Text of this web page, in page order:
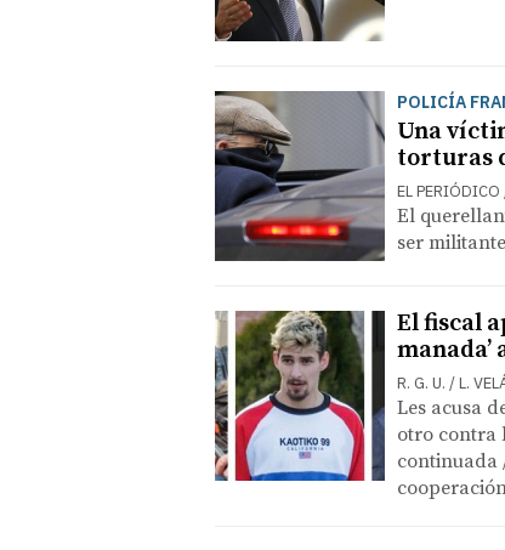
POLICÍA
Una
torturas
EL
El
ser
El fiscal
manada’
R. G. U. / L.
Les acusa
otro contra
continuada